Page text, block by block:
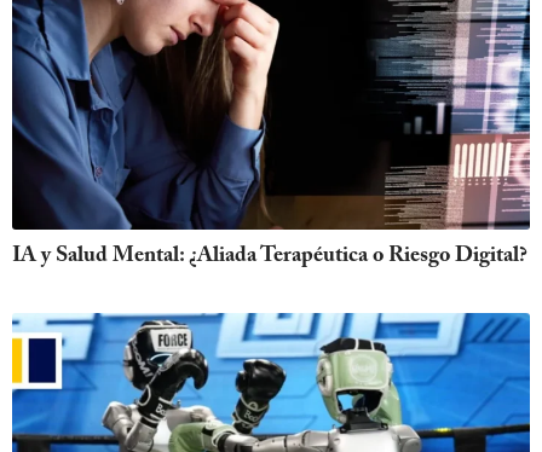
IA y Salud Mental: ¿Aliada Terapéutica o Riesgo Digital?